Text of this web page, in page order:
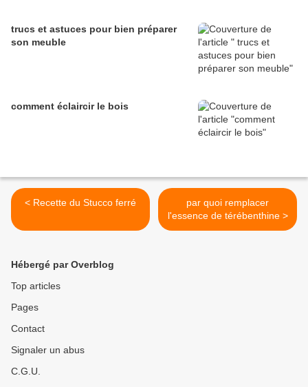
trucs et astuces pour bien préparer
son meuble
comment éclaircir le bois
< Recette du Stucco ferré
par quoi remplacer
l'essence de térébenthine >
Hébergé par Overblog
Top articles
Pages
Contact
Signaler un abus
C.G.U.